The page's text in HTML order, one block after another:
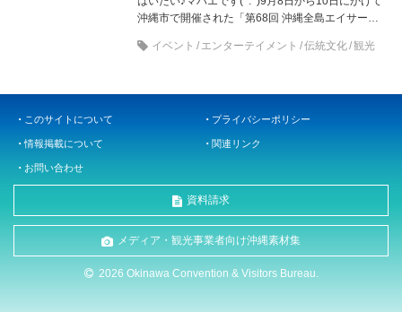
沖縄市で開催された「第68回 沖縄全島エイサーま
イベント
エンターテイメント 伝統文化 観光
このサイトについて プライバシーポリシー
情報掲載について 関連リンク
お問い合わせ
資料請求
メディア・観光事業者向け沖縄素材集
2026 Okinawa Convention & Visitors Bureau.